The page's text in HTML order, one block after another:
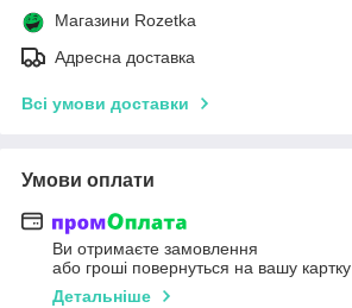
Магазини Rozetka
Адресна доставка
Всі умови доставки
Умови оплати
Ви отримаєте замовлення
або гроші повернуться на вашу картку
Детальніше